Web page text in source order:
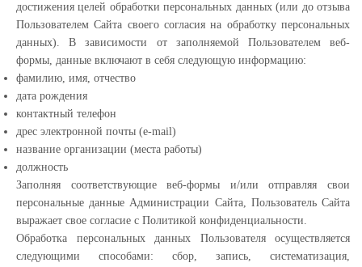
достижения целей обработки персональных данных (или до отзыва
Пользователем Сайта своего согласия на обработку персональных
данных). В зависимости от заполняемой Пользователем веб-
формы, данные включают в себя следующую информацию:
фамилию, имя, отчество
дата рождения
контактный телефон
дрес электронной почты (e-mail)
название организации (места работы)
должность
Заполняя соответствующие веб-формы и/или отправляя свои
персональные данные Администрации Сайта, Пользователь Сайта
выражает свое согласие с Политикой конфиденциальности.
Обработка персональных данных Пользователя осуществляется
следующими способами: сбор, запись, систематизация,